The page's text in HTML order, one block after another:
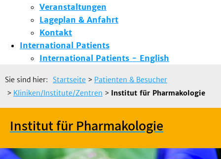
Veranstaltungen
Lageplan & Anfahrt
Kontakt
International Patients
International Patients - English
Sie sind hier: Startseite > Patienten & Besucher
> Kliniken/Institute/Zentren > Institut für Pharmakologie
Institut für Pharmakologie